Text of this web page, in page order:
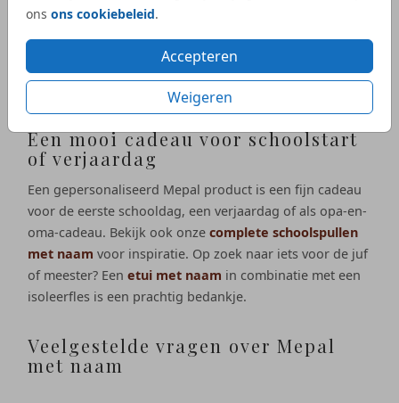
ons ons cookiebeleid.
Accepteren
Weigeren
voor tieners en volwassenen. De Ellipse waterfles (500 of
100% lekvrij. De RVS Isoleerfles is een geliefd cadeau
voor Vaderdag, Moederdag, een verjaardag, een
leerkracht of als persoonlijk relatiegeschenk.
Een mooi cadeau voor schoolstart
of verjaardag
Een gepersonaliseerd Mepal product is een fijn cadeau
voor de eerste schooldag, een verjaardag of als opa-en-
oma-cadeau. Bekijk ook onze complete schoolspullen
met naam voor inspiratie. Op zoek naar iets voor de juf
of meester? Een etui met naam in combinatie met een
isoleerfles is een prachtig bedankje.
Veelgestelde vragen over Mepal
met naam